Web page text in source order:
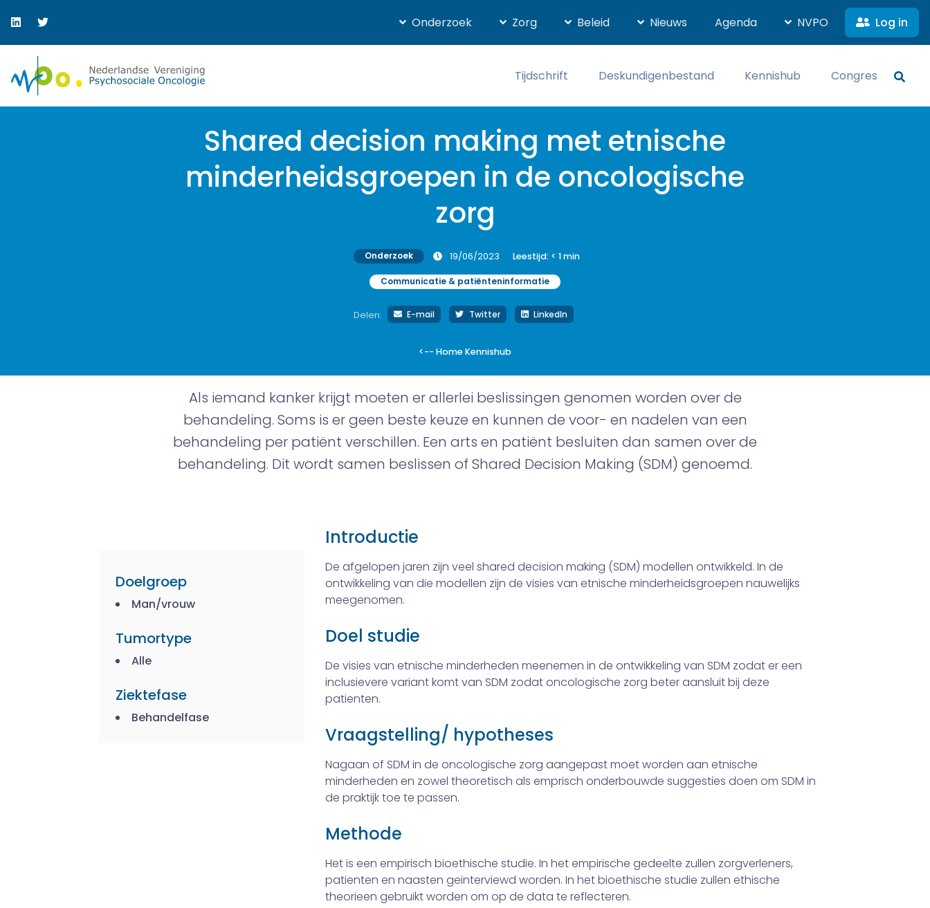
Onderzoek Zorg Beleid Nieuws Agenda NVPO Log in
Tijdschrift Deskundigenbestand Kennishub Congres
Shared decision making met etnische
minderheidsgroepen in de oncologische
zorg
Onderzoek 19/06/2023 Leestijd: < 1min
Communicatie & patiënteninformatie
Delen: E-mail Twitter LinkedIn
<-- Home Kennishub
Als iemand kanker krijgt moeten er allerlei beslissingen genomen worden over de
behandeling. Soms is er geen beste keuze en kunnen de voor- en nadelen van een
behandeling per patiënt verschillen. Een arts en patiënt besluiten dan samen over de
behandeling. Dit wordt samen beslissen of Shared Decision Making (SDM) genoemd.
Doelgroep
Man/vrouw
Tumortype
Alle
Ziektefase
Behandelfase
Introductie
De afgelopen jaren zijn veel shared decision making (SDM) modellen ontwikkeld. In de
ontwikkeling van die modellen zijn de visies van etnische minderheidsgroepen nauwelijks
meegenomen.
Doel studie
De visies van etnische minderheden meenemen in de ontwikkeling van SDM zodat er een
inclusievere variant komt van SDM zodat oncologische zorg beter aansluit bij deze
patienten.
Vraagstelling/ hypotheses
Nagaan of SDM in de oncologische zorg aangepast moet worden aan etnische
minderheden en zowel theoretisch als emprisch onderbouwde suggesties doen om SDM in
de praktijk toe te passen.
Methode
Het is een empirisch bioethische studie. In het empirische gedeelte zullen zorgverleners,
patienten en naasten geinterviewd worden. In het bioethische studie zullen ethische
theorieen gebruikt worden om op de data te reflecteren.